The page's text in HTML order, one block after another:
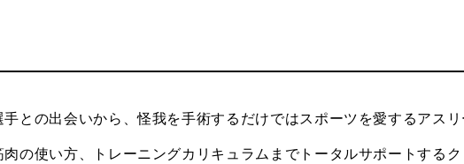
との出会いから、怪我を手術するだけではスポーツを愛するアス
の使い方、トレーニングカリキュラムまでトータルサポートするク